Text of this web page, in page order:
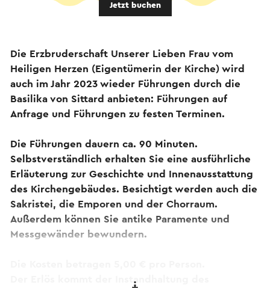
Jetzt buchen
Die Erzbruderschaft Unserer Lieben Frau vom
Heiligen Herzen (Eigentümerin der Kirche) wird
auch im Jahr 2023 wieder Führungen durch die
Basilika von Sittard anbieten: Führungen auf
Anfrage und Führungen zu festen Terminen.
Die Führungen dauern ca. 90 Minuten.
Selbstverständlich erhalten Sie eine ausführliche
Erläuterung zur Geschichte und Innenausstattung
des Kirchengebäudes. Besichtigt werden auch die
Sakristei, die Emporen und der Chorraum.
Außerdem können Sie antike Paramente und
Messgewänder bewundern.
Der Erlös kommt der Instandhaltung des